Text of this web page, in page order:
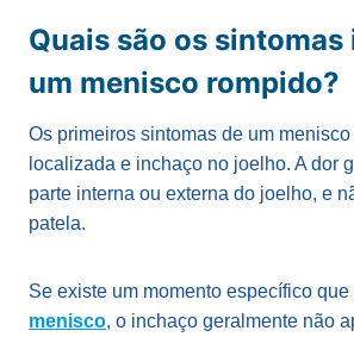
Quais são os
um menisco rompido?
Os primeiros sintomas de um
localizada e inchaço no joelho. A dor
parte interna ou externa do joelho, e
patela.
Se existe um momento específico que
menisco, o inchaço geralmente não